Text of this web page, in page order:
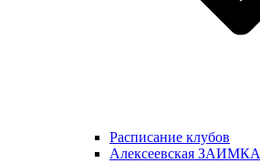
Расписание клубов
Алексеевская ЗАИМКА